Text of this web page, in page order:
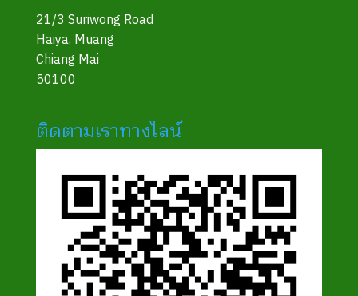
21/3 Suriwong Road
Haiya, Muang
Chiang Mai
50100
ติดตามเราทางไลน์